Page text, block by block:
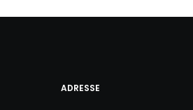
ADRESSE